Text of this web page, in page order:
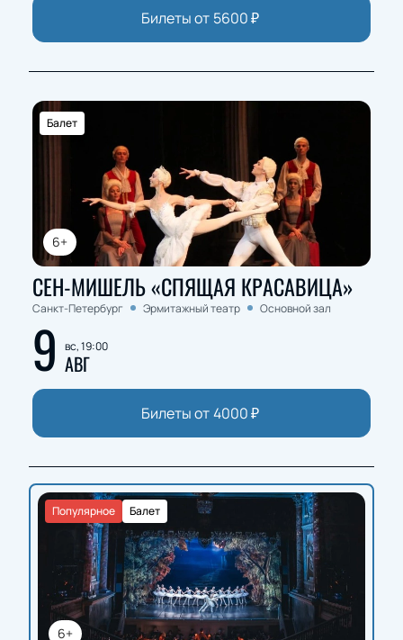
Билеты от 5600₽
6+
Балет
СЕН-МИШЕЛЬ «СПЯЩАЯ КРАСАВИЦА»
Санкт-Петербург Эрмитажный театр Основной зал
9 вс, 19:00
АВГ
Билеты от 4000₽
6+
Балет
Популярное